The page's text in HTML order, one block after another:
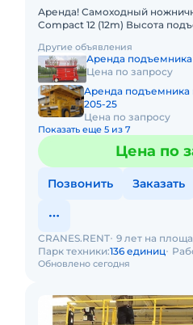
Аренда! Самоходный ножничный подъемник Haulotte
Compact 12 (12m) Высота
платформы
Другие объявления
Аренда подъемника
Цена по запросу
Аренда подъемника
205-25
Цена по запросу
Показать еще 5 из 7
Цена по
Позвонить Заказать
Обновлено сегодня
CRANES.RENT 9 лет на
Парк техники:136 единиц